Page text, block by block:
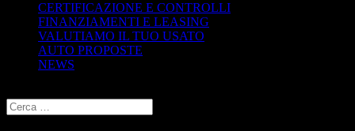
CERTIFICAZIONE E CONTROLLI
FINANZIAMENTI E LEASING
VALUTIAMO IL TUO USATO
AUTO PROPOSTE
NEWS